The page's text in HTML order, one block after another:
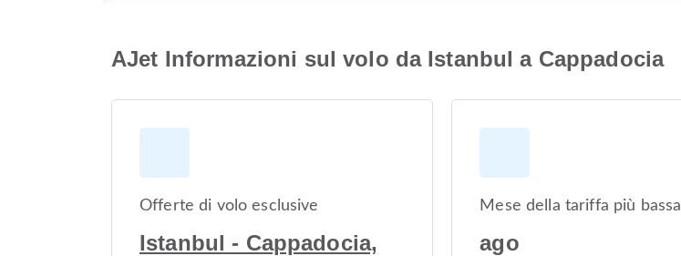
AJet Informazioni sul volo da Istanbul a Cappadocia
Offerte di volo esclusive
Istanbul - Cappadocia,
Mese della tariffa più bassa
ago